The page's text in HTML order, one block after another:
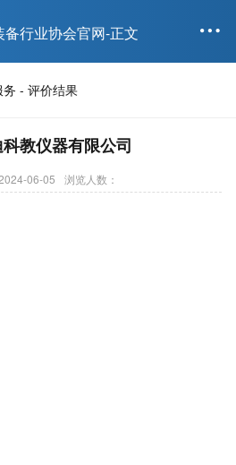
行业协会官网-正文 
- 评价结果
教仪器有限公司
06-05 浏览人数：